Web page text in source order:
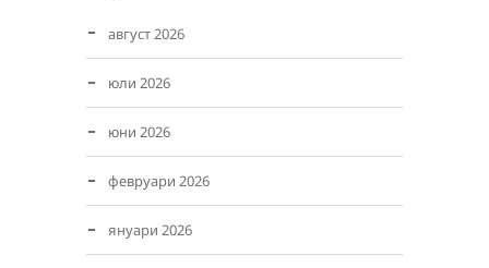
август 2026
юли 2026
юни 2026
февруари 2026
януари 2026